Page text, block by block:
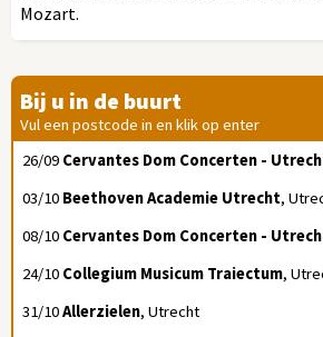
Mozart.
Bij u in de buurt
Vul een postcode in en klik op enter
26/09 Cervantes Dom Concerten -
03/10 Beethoven Academie Utrecht,
08/10 Cervantes Dom Concerten -
24/10 Collegium Musicum Traiectum,
31/10Allerzielen, Utrecht